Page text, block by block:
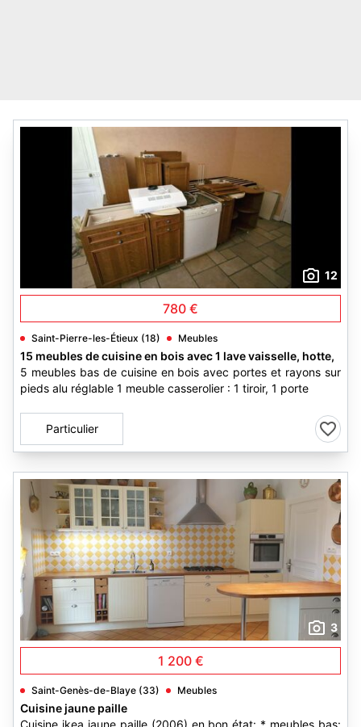
12
780 €
Saint-Pierre-les-Étieux (18) Meubles
15 meubles de cuisine en bois avec 1 lave vaisselle, hotte,
5 meubles bas de cuisine en bois avec portes et rayons sur
pieds alu réglable 1 meuble casserolier : 1 tiroir, 1 porte
Particulier
3
1 200 €
Saint-Genès-de-Blaye (33) Meubles
Cuisine jaune paille
Cuisine ikea jaune paille (2006) en bon état: * meubles bas: